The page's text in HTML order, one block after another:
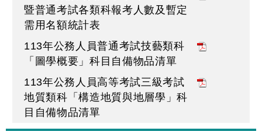
暨普通考試各類科報考人數及暫定
需用名額統計表
113年公務人員普通考試技藝類科
「圖學概要」科目自備物品清單
113年公務人員高等考試三級考試
地質類科「構造地質與地層學」科
目自備物品清單